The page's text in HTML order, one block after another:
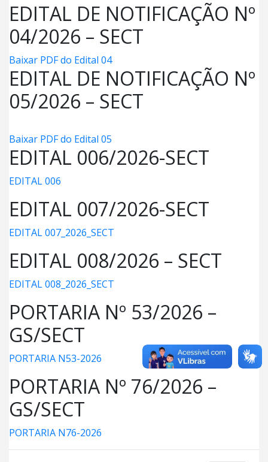
EDITAL DE NOTIFICAÇÃO Nº
04/2026 – SECT
Baixar PDF do Edital 04
EDITAL DE NOTIFICAÇÃO Nº
05/2026 – SECT
Baixar PDF do Edital 05
EDITAL 006/2026-SECT
EDITAL 006
EDITAL 007/2026-SECT
EDITAL 007_2026_SECT
EDITAL 008/2026 – SECT
EDITAL 008_2026_SECT
PORTARIA Nº 53/2026 –
GS/SECT
PORTARIA N53-2026
PORTARIA Nº 76/2026 –
GS/SECT
PORTARIA N76-2026